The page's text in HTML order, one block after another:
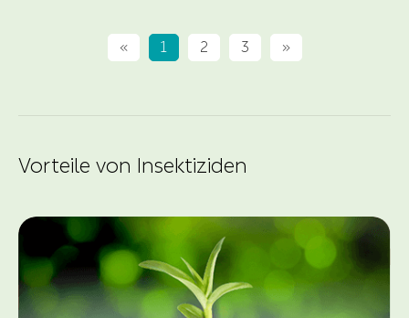
« 1 2 3 »
Vorteile von Insektiziden